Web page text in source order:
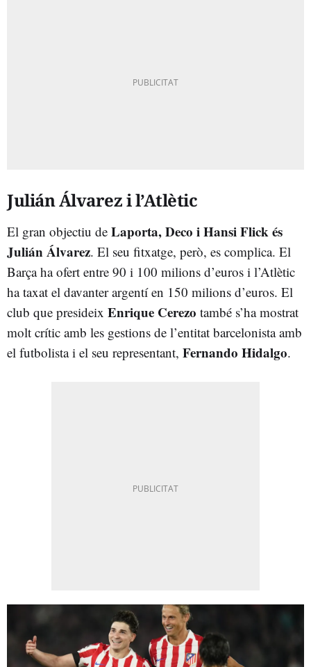
Julián Álvarez i l’Atlètic
El gran objectiu de Laporta, Deco i Hansi Flick és
Julián Álvarez. El seu fitxatge, però, es complica. El
Barça ha ofert entre 90 i 100 milions d’euros i l’Atlètic
ha taxat el davanter argentí en 150 milions d’euros. El
club que presideix Enrique Cerezo també s’ha mostrat
molt crític amb les gestions de l’entitat barcelonista amb
el futbolista i el seu representant, Fernando Hidalgo.